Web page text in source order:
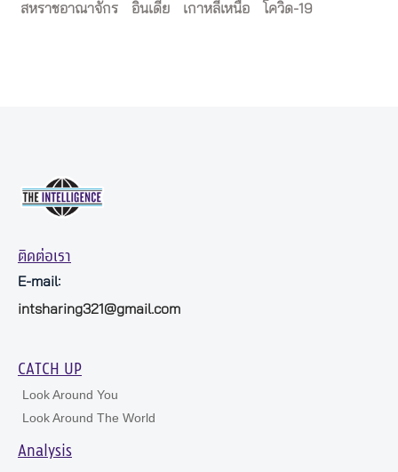
สหราชอาณาจักร
อินเดีย เกาหลีเหนือ โควิด-19
ติดต่อเรา
E-mail:
intsharing321@gmail.com
CATCH UP
Look Around You
Look Around The World
Analysis